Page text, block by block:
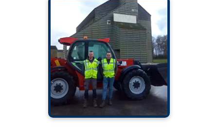
"J-J fermeture du site d'Ailly
le Haut Clocher !📣
Maxime et Léo vous
souhaitent de belles fêtes de
fin d'année !🎅"